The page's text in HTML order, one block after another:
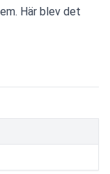
Här blev det